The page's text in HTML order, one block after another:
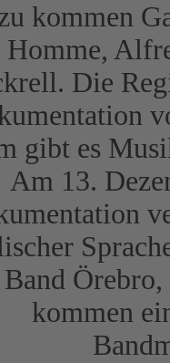
kommen
Homme,
Die
gibt es
Am 13.
kommen